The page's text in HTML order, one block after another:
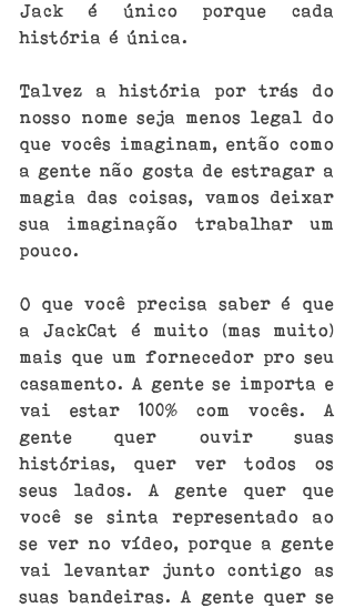
Jack é único porque cada
história é única.
Talvez a história por trás do
nosso nome seja menos legal do
que vocês imaginam, então como
a gente não gosta de estragar a
magia das coisas, vamos deixar
sua imaginação trabalhar um
pouco.
O que você precisa saber é que
a JackCat é muito (mas muito)
mais que um fornecedor pro seu
casamento. A gente se importa e
vai estar 100% com vocês. A
gente quer ouvir suas
histórias, quer ver todos os
seus lados. A gente quer que
você se sinta representado ao
se ver no vídeo, porque a gente
vai levantar junto contigo as
suas bandeiras. A gente quer se